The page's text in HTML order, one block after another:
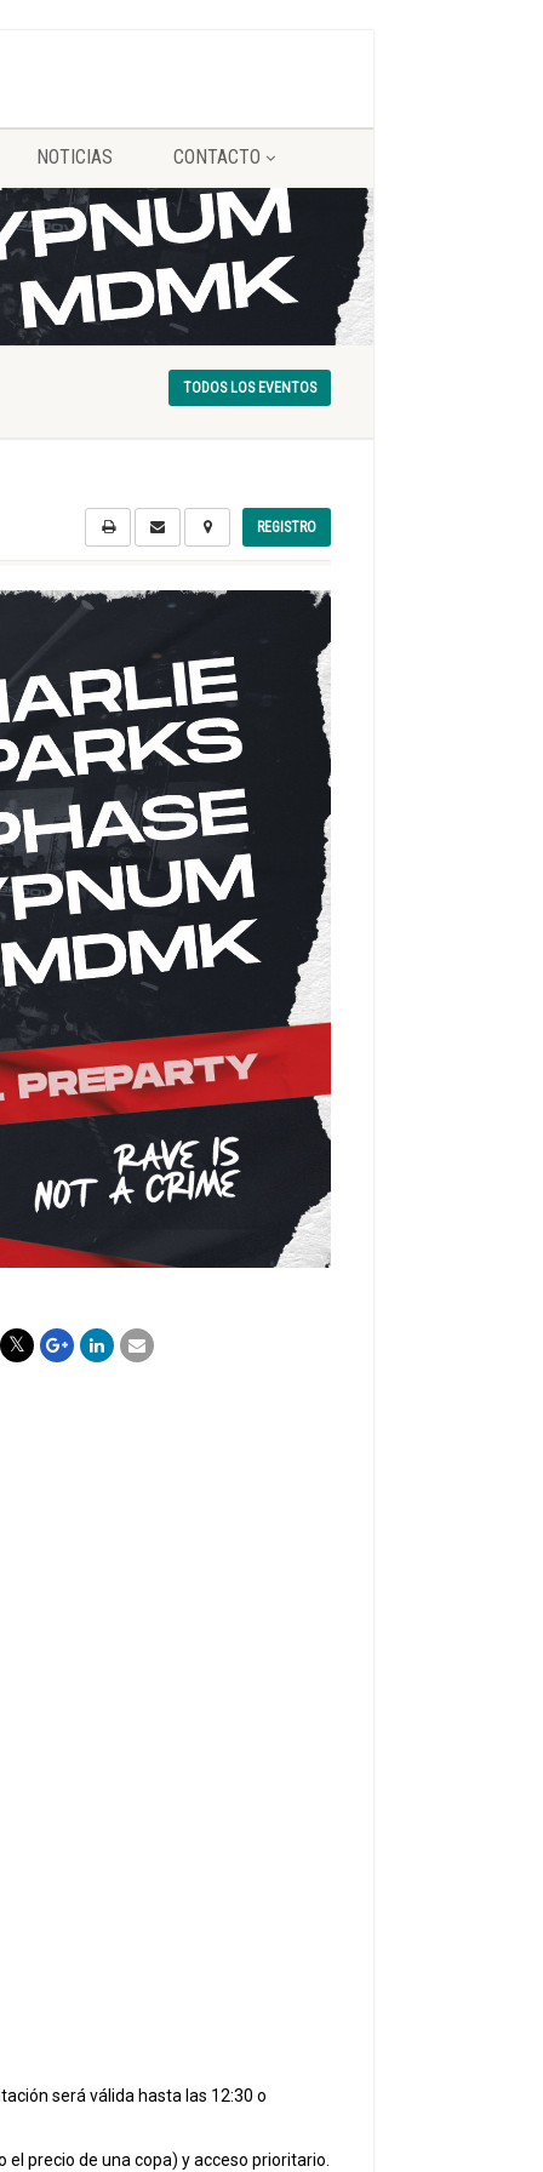
NOTICIAS CONTACTO
TODOS LOS EVENTOS
REGISTRO
será válida hasta las 12:30 o
precio de una copa) y acceso prioritario.